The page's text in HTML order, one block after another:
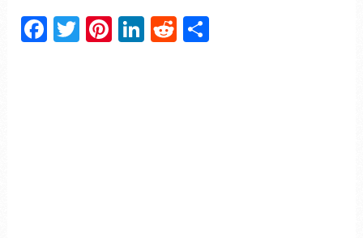
Facebook
TwitterPinterest
LinkedIn
Reddit